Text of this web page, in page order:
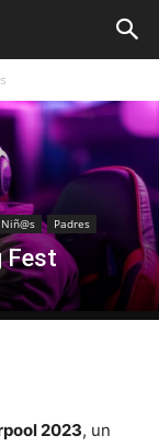
Niñ@s Padres
Fest
2023, un